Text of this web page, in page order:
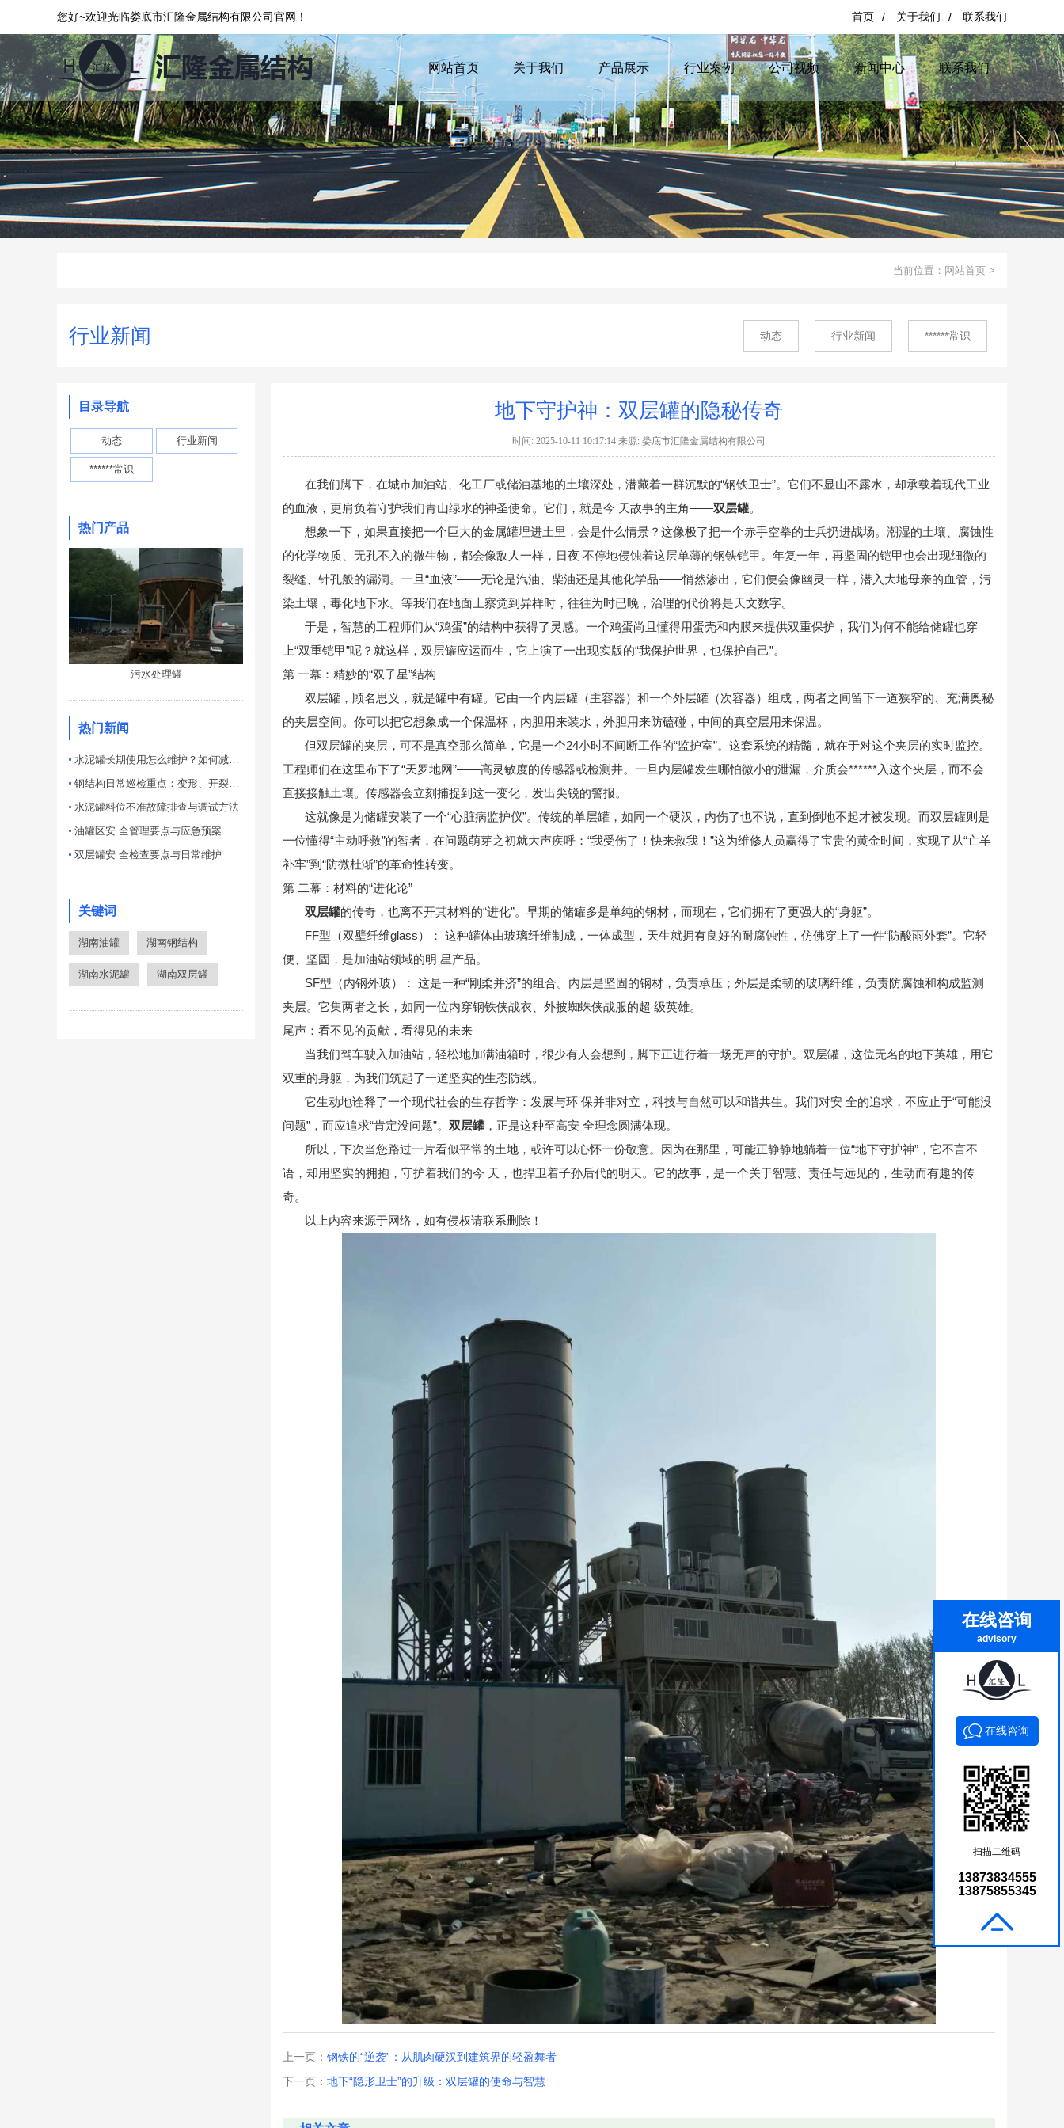
首页 / 关于我们 / 联系我们
您好~欢迎光临娄底市汇隆金属结构有限公司官网！
网站首页 关于我们 产品展示 行业案例 公司视频 新闻中心 联系我们
当前位置： 网站首页 >
行业新闻 动态 行业新闻 ******常识
目录导航
动态 行业新闻
******常识
热门产品
污水处理罐
热门新闻
水泥罐长期使用怎么维护？如何减少堵料积灰问题？
钢结构日常巡检重点：变形、开裂、防腐失效排查技巧
水泥罐料位不准故障排查与调试方法
油罐区安 全管理要点与应急预案
双层罐安 全检查要点与日常维护
关键词
湖南油罐 湖南钢结构
湖南水泥罐 湖南双层罐
地下守护神：双层罐的隐秘传奇
时间: 2025-10-11 10:17:14 来源: 娄底市汇隆金属结构有限公司
在我们脚下，在城市加油站、化工厂或储油基地的土壤深处，潜藏着一群沉默的“钢铁卫士”。它们不显山不露水，却承载着现代工业
的血液，更肩负着守护我们青山绿水的神圣使命。它们，就是今 天故事的主角——双层罐。
想象一下，如果直接把一个巨大的金属罐埋进土里，会是什么情景？这像极了把一个赤手空拳的士兵扔进战场。潮湿的土壤、腐蚀性
的化学物质、无孔不入的微生物，都会像敌人一样，日夜 不停地侵蚀着这层单薄的钢铁铠甲。年复一年，再坚固的铠甲也会出现细微的
裂缝、针孔般的漏洞。一旦“血液”——无论是汽油、柴油还是其他化学品——悄然渗出，它们便会像幽灵一样，潜入大地母亲的血管，污
染土壤，毒化地下水。等我们在地面上察觉到异样时，往往为时已晚，治理的代价将是天文数字。
于是，智慧的工程师们从“鸡蛋”的结构中获得了灵感。一个鸡蛋尚且懂得用蛋壳和内膜来提供双重保护，我们为何不能给储罐也穿
上“双重铠甲”呢？就这样，双层罐应运而生，它上演了一出现实版的“我保护世界，也保护自己”。
第 一幕：精妙的“双子星”结构
双层罐，顾名思义，就是罐中有罐。它由一个内层罐（主容器）和一个外层罐（次容器）组成，两者之间留下一道狭窄的、充满奥秘
的夹层空间。你可以把它想象成一个保温杯，内胆用来装水，外胆用来防磕碰，中间的真空层用来保温。
但双层罐的夹层，可不是真空那么简单，它是一个24小时不间断工作的“监护室”。这套系统的精髓，就在于对这个夹层的实时监控。
工程师们在这里布下了“天罗地网”——高灵敏度的传感器或检测井。一旦内层罐发生哪怕微小的泄漏，介质会******入这个夹层，而不会
直接接触土壤。传感器会立刻捕捉到这一变化，发出尖锐的警报。
这就像是为储罐安装了一个“心脏病监护仪”。传统的单层罐，如同一个硬汉，内伤了也不说，直到倒地不起才被发现。而双层罐则是
一位懂得“主动呼救”的智者，在问题萌芽之初就大声疾呼：“我受伤了！快来救我！”这为维修人员赢得了宝贵的黄金时间，实现了从“亡羊
补牢”到“防微杜渐”的革命性转变。
第 二幕：材料的“进化论”
双层罐的传奇，也离不开其材料的“进化”。早期的储罐多是单纯的钢材，而现在，它们拥有了更强大的“身躯”。
FF型（双壁纤维glass）： 这种罐体由玻璃纤维制成，一体成型，天生就拥有良好的耐腐蚀性，仿佛穿上了一件“防酸雨外套”。它轻
便、坚固，是加油站领域的明 星产品。
SF型（内钢外玻）： 这是一种“刚柔并济”的组合。内层是坚固的钢材，负责承压；外层是柔韧的玻璃纤维，负责防腐蚀和构成监测
夹层。它集两者之长，如同一位内穿钢铁侠战衣、外披蜘蛛侠战服的超 级英雄。
尾声：看不见的贡献，看得见的未来
当我们驾车驶入加油站，轻松地加满油箱时，很少有人会想到，脚下正进行着一场无声的守护。双层罐，这位无名的地下英雄，用它
双重的身躯，为我们筑起了一道坚实的生态防线。
它生动地诠释了一个现代社会的生存哲学：发展与环 保并非对立，科技与自然可以和谐共生。我们对安 全的追求，不应止于“可能没
问题”，而应追求“肯定没问题”。 双层罐，正是这种至高安 全理念圆满体现。
所以，下次当您路过一片看似平常的土地，或许可以心怀一份敬意。因为在那里，可能正静静地躺着一位“地下守护神”，它不言不
语，却用坚实的拥抱，守护着我们的今 天，也捍卫着子孙后代的明天。它的故事，是一个关于智慧、责任与远见的，生动而有趣的传
奇。
以上内容来源于网络，如有侵权请联系删除！
上一页： 钢铁的“逆袭”：从肌肉硬汉到建筑界的轻盈舞者
下一页： 地下“隐形卫士”的升级：双层罐的使命与智慧
在线咨询
advisory
在线咨询
扫描二维码
13873834555
13875855345